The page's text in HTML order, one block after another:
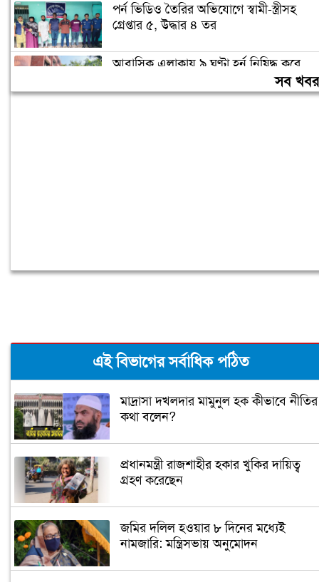
পর্ন ভিডিও তৈরির অভিযোগে স্বামী-স্ত্রীসহ
গ্রেপ্তার ৫, উদ্ধার ৪ তর
আবাসিক এলাকায় ৯ ঘণ্টা হর্ন নিষিদ্ধ করে
সব
এই বিভাগের সর্বাধিক পঠিত
মাদ্রাসা দখলদার মামুনুল হক কীভাবে নীতির
কথা বলেন?
প্রধানমন্ত্রী রাজশাহীর হকার খুকির দায়িত্ব
গ্রহণ করেছেন
জমির দলিল হওয়ার ৮ দিনের মধ্যেই
নামজারি: মন্ত্রিসভায় অনুমোদন